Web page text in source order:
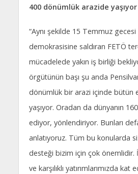
400 dönümlük arazide yaşıyor
“Aynı şekilde 15 Temmuz
demokrasisine saldıran FETÖ
mücadelede yakın iş birliği
örgütünün başı şu anda
dönümlük bir arazi içinde bütün
yaşıyor. Oradan da dünyanın
ediyor, yönlendiriyor. Bunları
anlatıyoruz. Tüm bu konularda
desteği bizim için çok önemlidir.
ve karşılıklı yatırımlarımızda kat